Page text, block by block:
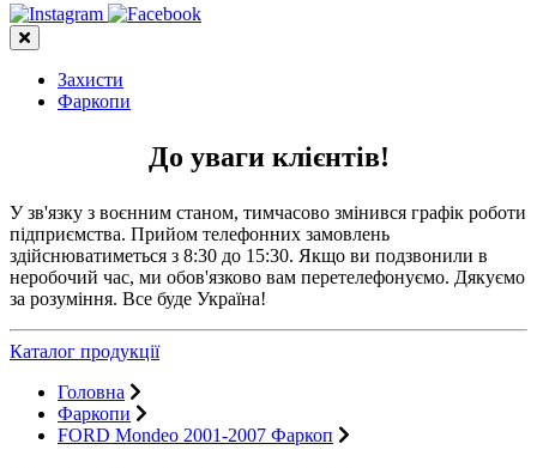
Захисти
Фаркопи
До уваги клієнтів!
У зв'язку з воєнним станом, тимчасово змінився графік роботи
підприємства. Прийом телефонних замовлень
здійснюватиметься з 8:30 до 15:30. Якщо ви подзвонили в
неробочий час, ми обов'язково вам перетелефонуємо. Дякуємо
за розуміння. Все буде Україна!
Каталог продукції
Головна
Фаркопи
FORD Mondeo 2001-2007 Фаркоп